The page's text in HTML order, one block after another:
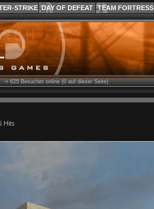
STRIKE DAY OF DEFEAT TEAM FORTRESS
››625Besucher online (0 auf dieser Seite)
Hits